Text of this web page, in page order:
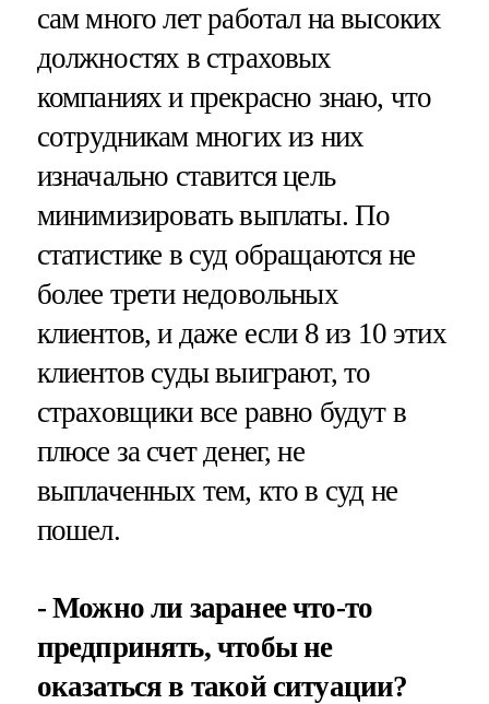
сам много лет работал на высоких
должностях в страховых
компаниях и прекрасно знаю, что
сотрудникам многих из них
изначально ставится цель
минимизировать выплаты. По
статистике в суд обращаются не
более трети недовольных
клиентов, и даже если 8 из 10 этих
клиентов суды выиграют, то
страховщики все равно будут в
плюсе за счет денег, не
выплаченных тем, кто в суд не
пошел.
- Можно ли заранее что-то
предпринять, чтобы не
оказаться в такой ситуации?